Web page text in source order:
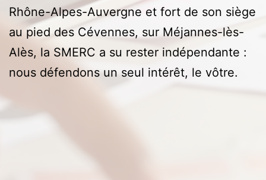
Rhône-Alpes-Auvergne et fort de son siège
au pied des Cévennes, sur Méjannes-lès-
Alès, la SMERC a su rester indépendante :
nous défendons un seul intérêt, le vôtre.